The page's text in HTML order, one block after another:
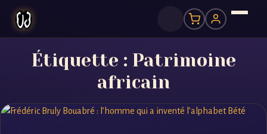
Étiquette : Patrimoine
africain